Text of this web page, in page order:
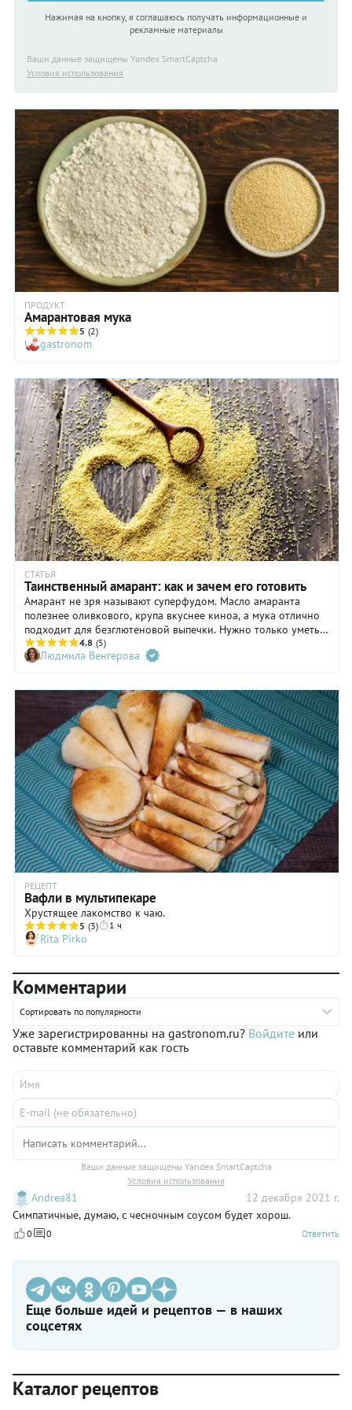
Нажимая на кнопку, я соглашаюсь получать информационные и
рекламные материалы
Ваши данные защищены Yandex SmartCaptcha
Условия использования
ПРОДУКТ
Амарантовая мука
5 (2)
gastronom
СТАТЬЯ
Таинственный амарант: как и зачем его готовить
Амарант не зря называют суперфудом. Масло амаранта
полезнее оливкового, крупа вкуснее киноа, а мука отлично
подходит для безглютеновой выпечки. Нужно только уметь с
ним обращаться. Недаром «амарант» переводится как
бессмертный: вечной жизни он, конечно, не обещает, но
поддержать здоровье и продлить молодость в его силах.
4.8 (5)
Людмила Венгерова
РЕЦЕПТ
Вафли в мультипекаре
Хрустящее лакомство к чаю.
5 (3) 1 ч
Rita Pirko
Комментарии
Сортировать по популярности
Уже зарегистрированны на gastronom.ru? Войдите или
оставьте комментарий как гость
Ваши данные защищены Yandex SmartCaptcha
Условия использования
Andrea81
12 декабря 2021 г.
Симпатичные, думаю, с чесночным соусом будет хорош.
0 0 Ответить
Еще больше идей и рецептов — в наших
соцсетях
Каталог рецептов